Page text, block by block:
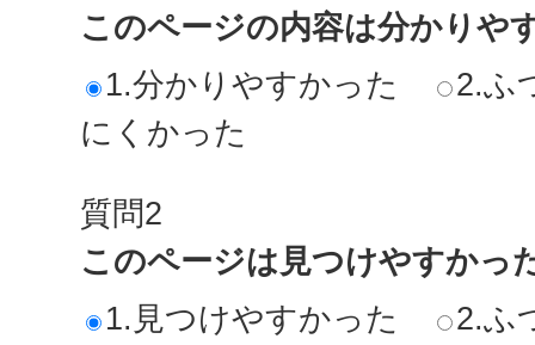
このページの内容は分かりや
1.分かりやすかった
2.ふ
にくかった
質問2
このページは見つけやすかっ
1.見つけやすかった
2.ふ